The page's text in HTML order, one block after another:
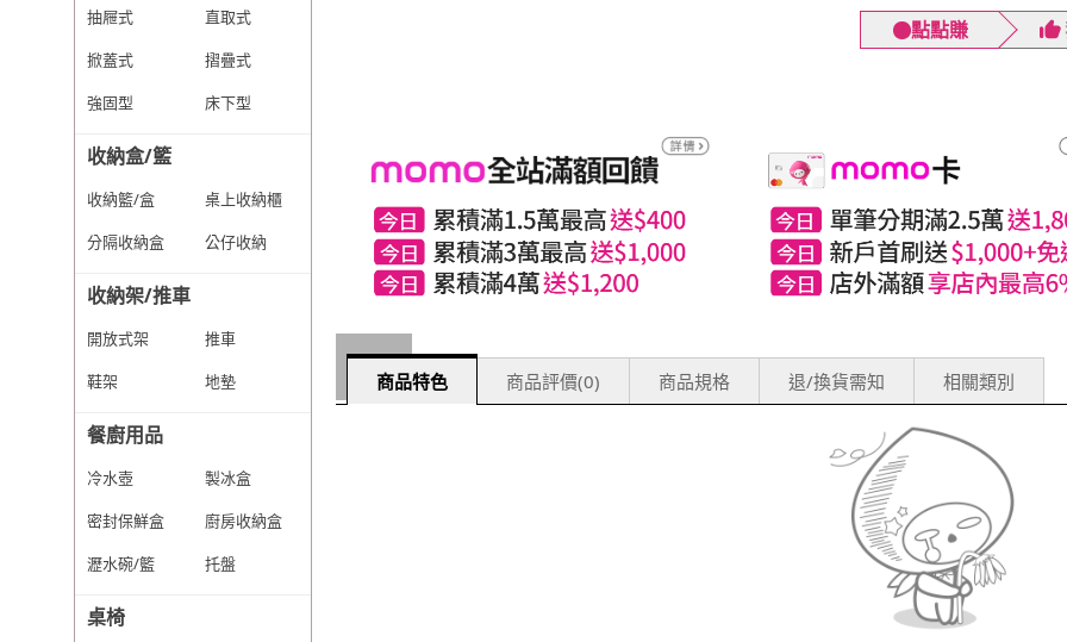
抽屜式
直取式
掀蓋式
摺疊式
強固型
床下型
收納盒/籃
收納籃/盒
桌上收納櫃
分隔收納盒
公仔收納
收納架/推車
開放式架
推車
鞋架
地墊
餐廚用品
冷水壺
製冰盒
密封保鮮盒
廚房收納盒
瀝水碗/籃
托盤
桌椅
點點賺
商品特色 商品評價(0) 商品規格 退/換貨需知 相關類別